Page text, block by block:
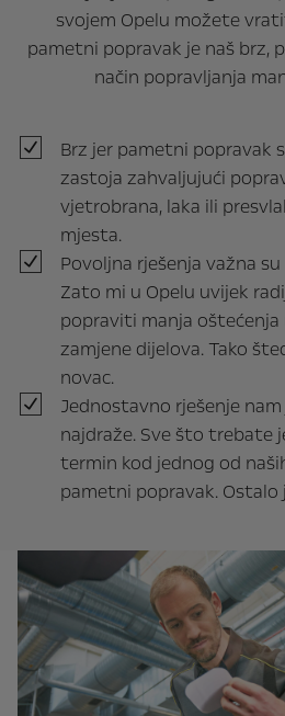
svojem Opelu možete
pametni popravak je naš brz,
način popravljanja
Brz jer pametni popravak
zastoja zahvaljujući
vjetrobrana, laka ili
mjesta.
Povoljna rješenja važna
Zato mi u Opelu uvijek
popraviti manja
zamjene dijelova. Tako
novac.
Jednostavno rješenje
najdraže. Sve što trebate
termin kod jednog od
pametni popravak. Ostalo